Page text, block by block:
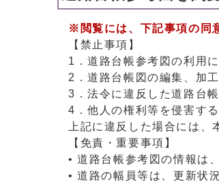
※閲覧には、下記事項の同
【禁止事項】
1．道路台帳参考図の利用
2．道路台帳図の編集、加
3．法令に違反した道路台
4．他人の権利等を侵害す
上記に違反した場合には
【免責・重要事項】
• 道路台帳参考図の情報は
• 道路の幅員等は、更新状